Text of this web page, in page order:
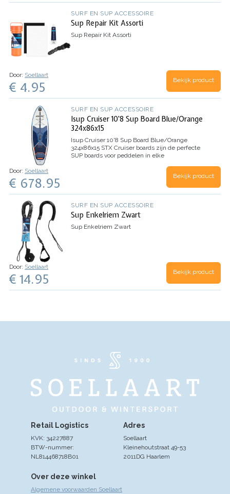
SURF EN SUP ACCESSOIRE
Sup Repair Kit Assorti
Sup Repair Kit Assorti
Door: Soellaart
€ 4.95 Bekijk product
SURF EN SUP ACCESSOIRE
Isup Cruiser 10'8 Sup Board Blue/Orange
324x86x15
Isup Cruiser 10'8 Sup Board Blue/Orange
324x86x15 STX Cruiser boards zijn de perfecte
SUP boards voor peddelen in elke
op een groot meer, kanaal of rivier. De scherpe
Door: Soellaart
€ 678.95 Bekijk product
SURF EN SUP ACCESSOIRE
Sup Enkelriem Zwart
Sup Enkelriem Zwart
Door: Soellaart
€ 14.95 Bekijk product
Over deze winkel
Algemene voorwaarden Soellaart
Adres
Soellaart
Kleinehoutstraat 49-53
2011DG Haarlem
Retail Logistics
KVK: 34227887
BTW-nummer:
NL814468718B01